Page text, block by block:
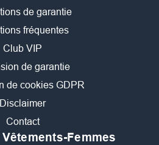
de garantie
fréquentes
Club VIP
de garantie
de cookies GDPR
Disclaimer
Contact
Femmes